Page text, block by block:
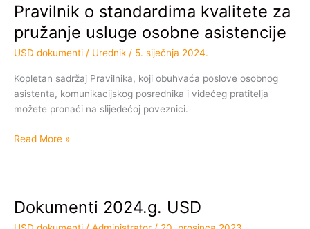
Pravilnik o standardima kvalitete za
pružanje usluge osobne asistencije
USD dokumenti / Urednik / 5. siječnja 2024.
Kopletan sadržaj Pravilnika, koji obuhvaća poslove osobnog
asistenta, komunikacijskog posrednika i videćeg pratitelja
možete pronaći na slijedećoj poveznici.
Pravilnik
standardima
kvalitete
pružanje
usluge
osobne
Read More »
Dokumenti 2024.g. USD
Dokumenti